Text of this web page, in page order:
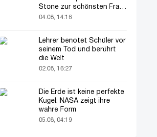
Stone zur schönsten Frau
der Welt gekürt
04.08, 14:16
Lehrer benotet Schüler vor
seinem Tod und berührt
die Welt
02.08, 16:27
Die Erde ist keine perfekte
Kugel: NASA zeigt ihre
wahre Form
05.08, 04:19